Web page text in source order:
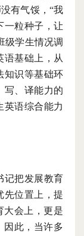
有气馁， “我
一粒种子，让
级学生情况调
语基础上，从
知识等基础环
写、译能力的
英语综合能力
记把发展教育
先位置上，提
大会上，更是
因此，当许多